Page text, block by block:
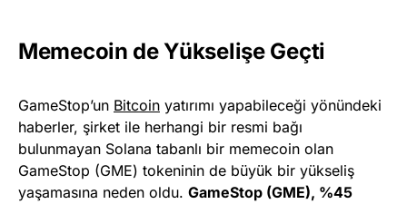
Memecoin de Yükselişe Geçti
GameStop’un Bitcoin yatırımı yapabileceği yönündeki
haberler, şirket ile herhangi bir resmi bağı
bulunmayan Solana tabanlı bir memecoin olan
GameStop (GME) tokeninin de büyük bir yükseliş
yaşamasına neden oldu. GameStop (GME), %45